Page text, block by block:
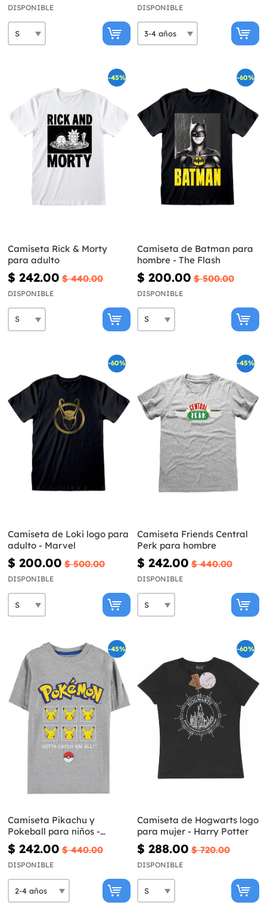
DISPONIBLE DISPONIBLE
-45%
Camiseta Rick & Morty
para adulto
$ 242.00 $ 440.00
DISPONIBLE
-60%
Camiseta de Batman para
hombre - The Flash
$ 200.00 $ 500.00
DISPONIBLE
-60%
Camiseta de Loki logo para
adulto - Marvel
$ 200.00 $ 500.00
DISPONIBLE
-45%
Camiseta Friends Central
Perk para hombre
$ 242.00 $ 440.00
DISPONIBLE
-45%
Camiseta Pikachu y
Pokeball para niños -
Pokémon
$ 242.00 $ 440.00
DISPONIBLE
-60%
Camiseta de Hogwarts logo
para mujer - Harry Potter
$ 288.00 $ 720.00
DISPONIBLE